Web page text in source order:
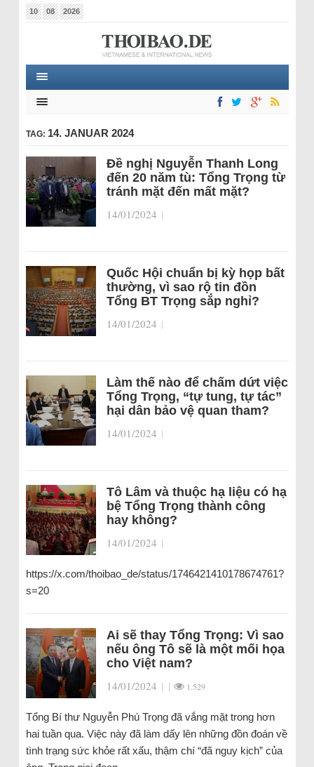
10 08 2026
TAG: 14. JANUAR 2024
Đề nghị Nguyễn Thanh Long
đến 20 năm tù: Tổng Trọng từ
tránh mặt đến mất mặt?
14/01/2024 |
Quốc Hội chuẩn bị kỳ họp bất
thường, vì sao rộ tin đồn
Tổng BT Trọng sắp nghỉ?
14/01/2024 |
Làm thế nào để chấm dứt việc
Tổng Trọng, “tự tung, tự tác”
hại dân bảo vệ quan tham?
14/01/2024 |
Tô Lâm và thuộc hạ liệu có hạ
bệ Tổng Trọng thành công
hay không?
14/01/2024 |
https://x.com/thoibao_de/status/1746421410178674761?
s=20
Ai sẽ thay Tổng Trọng: Vì sao
nếu ông Tô sẽ là một mối họa
cho Việt nam?
14/01/2024 | | 1.529
Tổng Bí thư Nguyễn Phú Trọng đã vắng mặt trong hơn
hai tuần qua. Việc này đã làm dấy lên những đồn đoán về
tình trạng sức khỏe rất xấu, thậm chí “đã nguy kịch” của